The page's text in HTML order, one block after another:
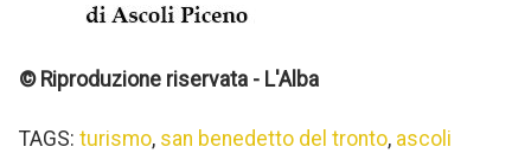
© Riproduzione riservata - L'Alba
TAGS: turismo, san benedetto del tronto, ascoli